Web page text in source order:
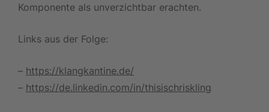
Komponente als unverzichtbar erachten.
Links aus der Folge:
– https://klangkantine.de/
– https://de.linkedin.com/in/thisischriskling